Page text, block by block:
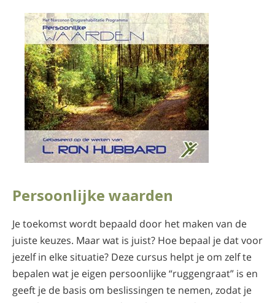
Persoonlijke waarden
Je toekomst wordt bepaald door het maken van de
juiste keuzes. Maar wat is juist? Hoe bepaal je dat voor
jezelf in elke situatie? Deze cursus helpt je om zelf te
bepalen wat je eigen persoonlijke “ruggengraat” is en
geeft je de basis om beslissingen te nemen, zodat je